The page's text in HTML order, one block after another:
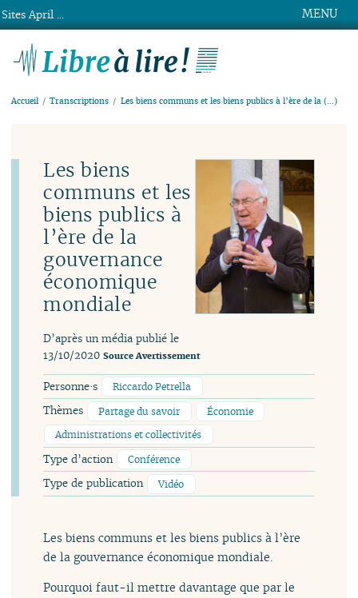
MENU
Accueil Transcriptions Les biens communs et les biens publics à l’ère de la (…)
Les biens
communs et les
biens publics à
l’ère de la
gouvernance
économique
mondiale
D’après un média publié le
13/10/2020 Source Avertissement
Personne·s Riccardo Petrella
Thèmes Partage du savoir
Économie
Administrations et collectivités
Type d’action Conférence
Type de publication Vidéo
Les biens communs et les biens publics à l’ère
de la gouvernance économique mondiale.
Pourquoi faut-il mettre davantage que par le
Sites April ...